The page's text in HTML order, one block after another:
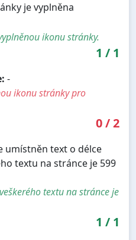
je vyplněna
ikonu stránky.
1 / 1
-
ikonu stránky pro
0/2
umístněn text o délce
textu na stránce je 599
textu na stránce je
1 / 1